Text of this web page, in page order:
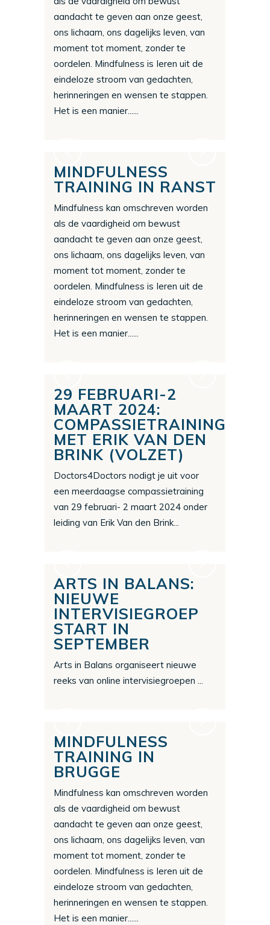
aandacht te geven aan onze geest,
ons lichaam, ons dagelijks leven, van
moment tot moment, zonder te
oordelen. Mindfulness is Ieren uit de
eindeloze stroom van gedachten,
herinneringen en wensen te stappen.
Het is een manier......
MINDFULNESS
TRAINING IN RANST
Mindfulness kan omschreven worden
als de vaardigheid om bewust
aandacht te geven aan onze geest,
ons lichaam, ons dagelijks leven, van
moment tot moment, zonder te
oordelen. Mindfulness is Ieren uit de
eindeloze stroom van gedachten,
herinneringen en wensen te stappen.
Het is een manier......
29 FEBRUARI-2
MAART 2024:
COMPASSIETRAINING
MET ERIK VAN DEN
BRINK (VOLZET)
Doctors4Doctors nodigt je uit voor
een meerdaagse compassietraining
van 29 februari- 2 maart 2024 onder
leiding van Erik Van den Brink...
ARTS IN BALANS:
NIEUWE
INTERVISIEGROEP
START IN
SEPTEMBER
Arts in Balans organiseert nieuwe
reeks van online intervisiegroepen ...
MINDFULNESS
TRAINING IN
BRUGGE
Mindfulness kan omschreven worden
als de vaardigheid om bewust
aandacht te geven aan onze geest,
ons lichaam, ons dagelijks leven, van
moment tot moment, zonder te
oordelen. Mindfulness is Ieren uit de
eindeloze stroom van gedachten,
herinneringen en wensen te stappen.
Het is een manier......